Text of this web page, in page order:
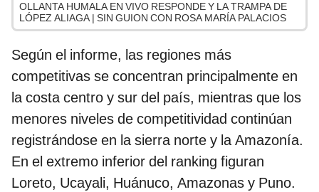
OLLANTA HUMALA EN VIVO RESPONDE Y LA TRAMPA DE
LÓPEZ ALIAGA | SIN GUION CON ROSA MARÍA PALACIOS
Según el informe, las regiones más
competitivas se concentran principalmente en
la costa centro y sur del país, mientras que los
menores niveles de competitividad continúan
registrándose en la sierra norte y la Amazonía.
En el extremo inferior del ranking figuran
Loreto, Ucayali, Huánuco, Amazonas y Puno.